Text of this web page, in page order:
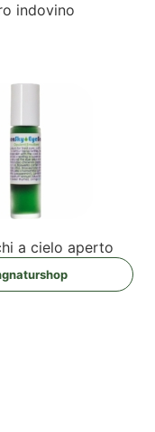
indovino
a cie­lo aperto